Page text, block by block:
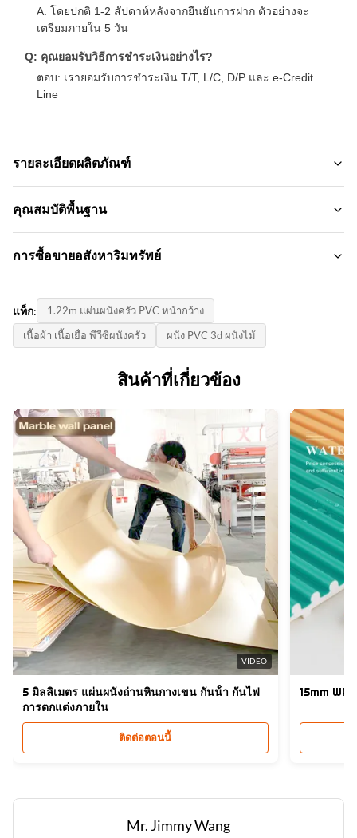
A: โดยปกติ 1-2 สัปดาห์หลังจากยืนยันการฝาก ตัวอย่างจะ
เตรียมภายใน 5 วัน
Q: คุณยอมรับวิธีการชําระเงินอย่างไร?
ตอบ: เรายอมรับการชําระเงิน T/T, L/C, D/P และ e-Credit
Line
รายละเอียดผลิตภัณฑ์
Material:
Color:
ปรับแต่ง
Package:
กล่องบรรจุภัณฑ์ +พาเลท
Size:
หลากหลายและกำหนดเอง
Thickness:
5/8 มม.
Advantage:
ติดตั้งง่ายการป้องกันสิ่งแวดล้อมยืดหยุ่น， โค้งงอได้
Fire Rating:
ข
High Light:
แผ่นไฟเบอร์บอร์ดถ่านไม้ไผ่ PVC โลหะ,
แผ่นไฟเบอร์บอร์ดถ่านไม้ไผ่ 5 มม. กันความชื้น ,
แผ่นไฟเบอร์บอร์ดถ่านไม้ไผ่ 8 มม.
คุณสมบัติพื้นฐาน
ชื่อแบรนด์:
รูปแบบสินค้า:
1220*2440*5mm/8mm
ประเทศกําเนิด:
จีน
การซื้อขายอสังหาริมทรัพย์
ปริมาณการสั่งซื้อขั้นต่ำ:
ต่อรอง
ราคาต่อหน่วย:
แอล/C, ที/ที
ความสามารถในการจําหน่าย:
6,000 เมตรต่อวัน
แท็ก:
1.22m แผ่นผนังครัว PVC หน้ากว้าง
เนื้อผ้า เนื้อเยื่อ พีวีซีผนังครัว
ผนัง PVC 3d ผนังไม้
สินค้าที่เกี่ยวข้อง
VIDEO
5 มิลลิเมตร แผ่นผนังถ่านหินกางเขน กันน้ํา กันไฟ
การตกแต่งภายใน
ติดต่อตอนนี้
15mm
Mr. Jimmy Wang